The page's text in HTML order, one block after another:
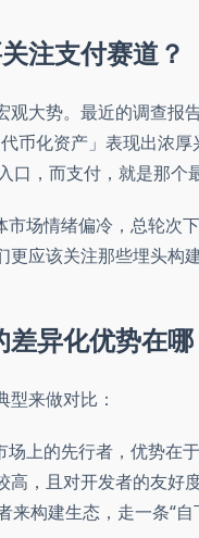
注支付赛道？
大势。最近的调查报
币化资产」表现出浓
，而支付，就是那个
场情绪偏冷，总轮次
应该关注那些埋头构
差异化优势在哪
来做对比：
场上的先行者，优势在
，且对开发者的友好
构建生态，走一条“自